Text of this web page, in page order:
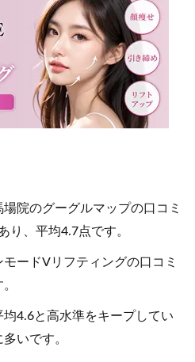
院のグーグルマップの口コミ
り、平均4.7点です。
ードVリフティングの口コミ
4.6と高水準をキープしてい
いです。